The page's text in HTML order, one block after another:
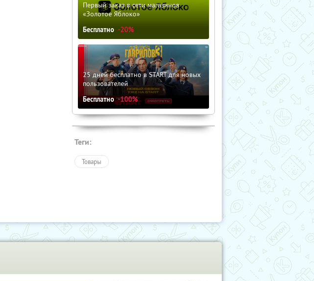
Первый заказ в сети магазинов
«Золотое Яблоко»
Бесплатно -20%
25 дней бесплатно в START для новых
пользователей
Бесплатно -100%
Теги:
Товары